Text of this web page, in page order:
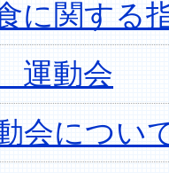
に関する
運動会
会につい